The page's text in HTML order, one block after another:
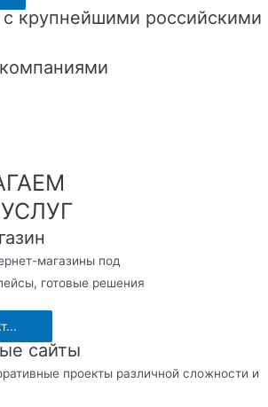
крупнейшими российскими
магазины под
готовые решения
сайты
проекты различной сложности и